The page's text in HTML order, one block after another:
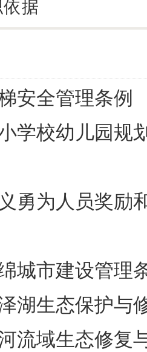
据
安全管理条例
学校幼儿园规
勇为人员奖励
城市建设管理
湖生态保护与
流域生态修复